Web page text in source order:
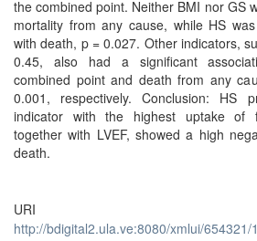
the combined point. Neither BMI nor GS
mortality from any cause, while HS
with death, p = 0.027. Other indicators,
0.45, also had a significant
combined point and death from any
0.001, respectively. Conclusion:
indicator with the highest uptake of
together with LVEF, showed a high
death.
URI
http://bdigital2.ula.ve:8080/xmlui/654321/